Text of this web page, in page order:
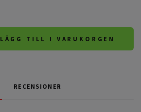
LÄGG TILL I VARUKORGEN
RECENSIONER